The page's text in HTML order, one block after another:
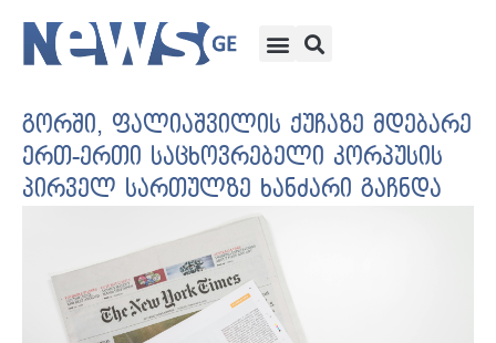
გორში, ფალიაშვილის ქუჩაზე მდებარე
ერთ-ერთი საცხოვრებელი კორპუსის
პირველ სართულზე ხანძარი გაჩნდა